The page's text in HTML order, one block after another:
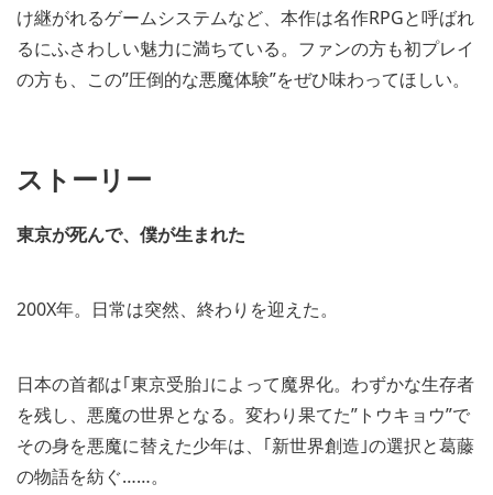
け継がれるゲームシステムなど、本作は名作RPGと呼ばれ
るにふさわしい魅力に満ちている。ファンの方も初プレイ
の方も、この”圧倒的な悪魔体験”をぜひ味わってほしい。
ストーリー
東京が死んで、僕が生まれた
200X年。日常は突然、終わりを迎えた。
日本の首都は｢東京受胎｣によって魔界化。わずかな生存者
を残し、悪魔の世界となる。変わり果てた”トウキョウ”で
その身を悪魔に替えた少年は、｢新世界創造｣の選択と葛藤
の物語を紡ぐ……。